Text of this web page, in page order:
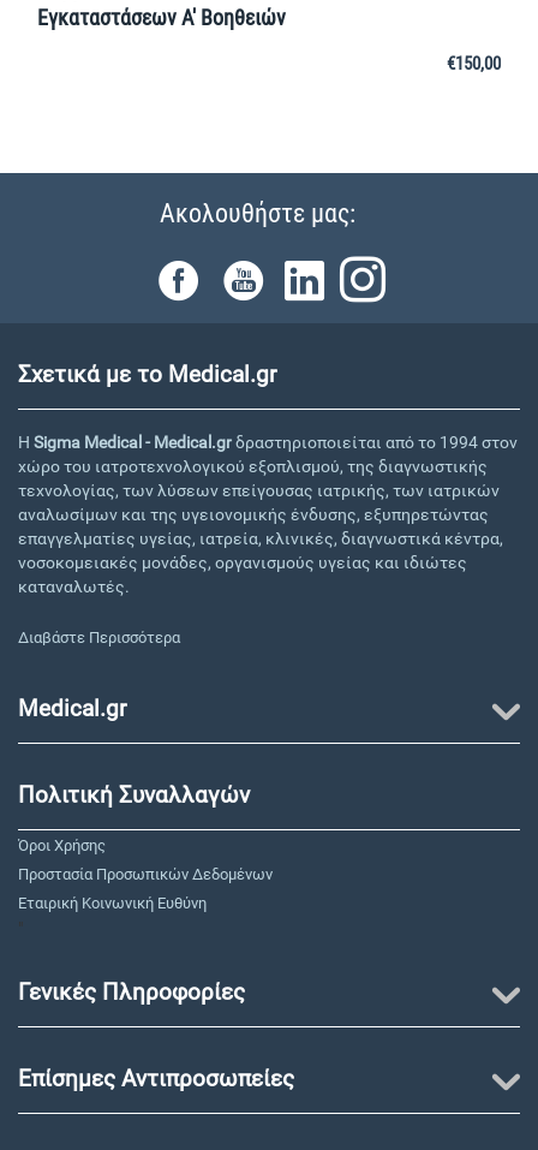
Εγκαταστάσεων Α' Βοηθειών
€150,00
Ακολουθήστε μας:
Σχετικά με το Medical.gr
Η Sigma Medical - Medical.grδραστηριοποιείται από το 1994 στον
χώρο του ιατροτεχνολογικού εξοπλισμού, της διαγνωστικής
τεχνολογίας, των λύσεων επείγουσας ιατρικής, των ιατρικών
αναλωσίμων και της υγειονομικής ένδυσης, εξυπηρετώντας
επαγγελματίες υγείας, ιατρεία, κλινικές, διαγνωστικά κέντρα,
νοσοκομειακές μονάδες, οργανισμούς υγείας και ιδιώτες
καταναλωτές.
Διαβάστε Περισσότερα
Medical.gr
Πολιτική Συναλλαγών
Όροι Χρήσης
Προστασία Προσωπικών Δεδομένων
Εταιρική Κοινωνική Ευθύνη
"
Γενικές Πληροφορίες
Επίσημες Αντιπροσωπείες